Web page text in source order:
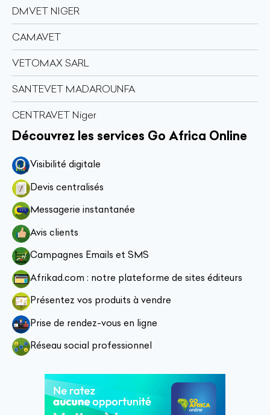
DMVET NIGER
CAMAVET
VETOMAX SARL
SANTEVET MADAROUNFA
CENTRAVET Niger
Découvrez les services Go Africa Online
Visibilité digitale
Devis centralisés
Messagerie instantanée
Avis clients
Campagnes Emails et SMS
Afrikad.com : notre plateforme de sites éditeurs
Présentez vos produits à vendre
Prise de rendez-vous en ligne
Réseau social professionnel